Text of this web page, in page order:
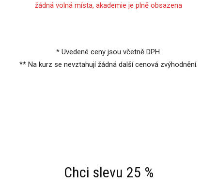
žádná volná místa, akademie je plně obsazena
* Uvedené ceny jsou včetně DPH.
** Na kurz se nevztahují žádná další cenová zvýhodnění.
Chci slevu 25 %